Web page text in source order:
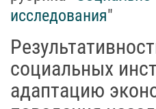
исследования"
социальных
адаптацию